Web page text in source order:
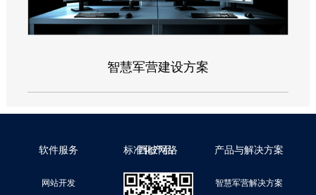
智慧军营建设方案
软件服务
网站开发
标准化产品
西岐云官网
产品与解决方案
智慧军营解决方案
西岐网络